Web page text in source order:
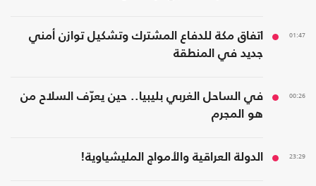
01:47
اتفاق مكة للدفاع المشترك وتشكيل توازن أمني
جديد في المنطقة
00:26
في الساحل الغربي بليبيا.. حين يعرّف السلاح من
هو المجرم
23:29 الدولة العراقية والأمواج المليشياوية!